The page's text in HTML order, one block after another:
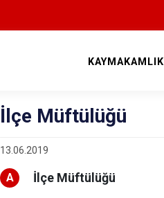
KAYMAKAMLIK
İlçe Müftülüğü
13.06.2019
A İlçe Müftülüğü